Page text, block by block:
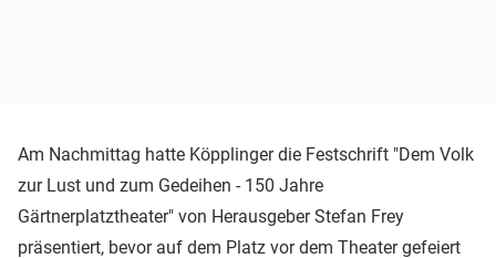
Am Nachmittag hatte Köpplinger die Festschrift "Dem Volk
zur Lust und zum Gedeihen - 150 Jahre
Gärtnerplatztheater" von Herausgeber Stefan Frey
präsentiert, bevor auf dem Platz vor dem Theater gefeiert